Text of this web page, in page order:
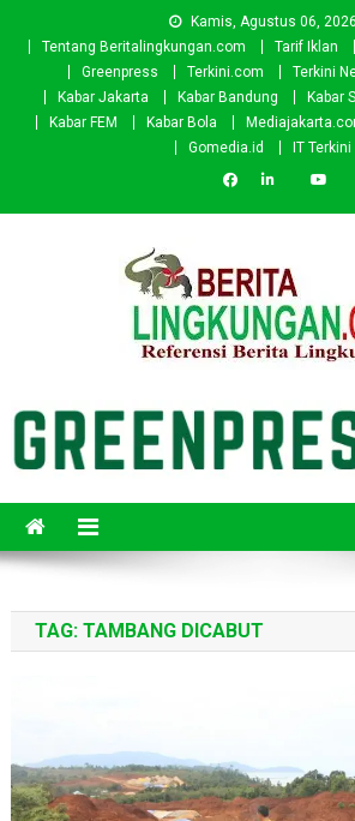
Kamis, Agustus 06, 2026
Tentang Beritalingkungan.com
Tarif Iklan
Greenpress
Terkini.com Terkini
Kabar Jakarta
Kabar Bandung Kabar
Kabar FEM
Kabar Bola
Gomedia.id
IT Terkini
TAG: TAMBANG DICABUT